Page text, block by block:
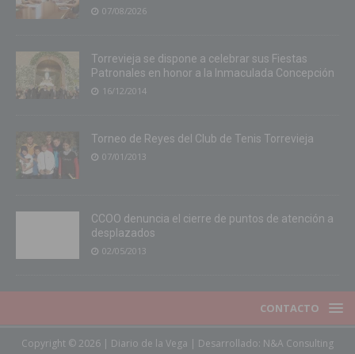
07/08/2026
Torrevieja se dispone a celebrar sus Fiestas
Patronales en honor a la Inmaculada Concepción
16/12/2014
Torneo de Reyes del Club de Tenis Torrevieja
07/01/2013
CCOO denuncia el cierre de puntos de atención a
desplazados
02/05/2013
CONTACTO
Copyright © 2026 | Diario de la Vega | Desarrollado: N&A Consulting